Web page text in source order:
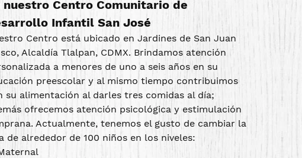
nuestro Centro Comunitario de
Infantil San José
Centro está ubicado en Jardines de San Juan
Alcaldía Tlalpan, CDMX. Brindamos atención
a menores de uno a seis años en su
preescolar y al mismo tiempo contribuimos
su alimentación al darles tres comidas al día;
ofrecemos atención psicológica y estimulación
Actualmente, tenemos el gusto de cambiar la
de alrededor de 100 niños en los niveles: